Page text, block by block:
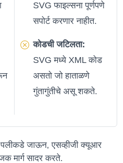
SVG फाइल्सना पूर्णपणे
सपोर्ट करणार नाहीत.
कोडची जटिलता:
SVG मध्ये XML कोड
असतो जो हाताळणे
गुंतागुंतीचे असू शकते.
पलीकडे जाऊन, एसव्हीजी क्यूआर
मार्ग सादर करते.